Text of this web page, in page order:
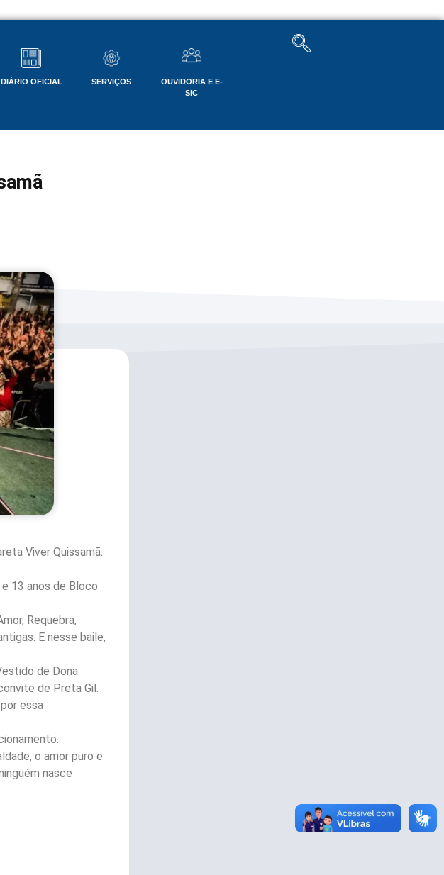
DIÁRIO OFICIAL SERVIÇOS
OUVIDORIA E E-
SIC
Viver Quissamã.
13 anos de Bloco
Requebra,
E nesse baile,
de Dona
de Preta Gil.
essa
o amor puro e
nasce